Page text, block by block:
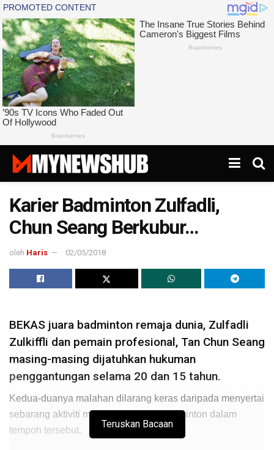
Karier Badminton Zulfadli,
Chun Seang Berkubur…
oleh Haris 02/05/2018
BEKAS juara badminton remaja dunia, Zulfadli
Zulkiffli dan pemain profesional, Tan Chun Seang
masing-masing dijatuhkan hukuman
penggantungan selama 20 dan 15 tahun.
Kedua-duanya malahan dilarang keras daripada menyertai
sebarang aktiviti melibatkan sukan badminton dalam
tempoh tersebut.
Teruskan Bacaan